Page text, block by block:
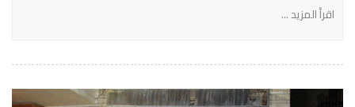
اقرأ المزيد ...